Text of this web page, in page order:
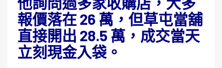
報價落在 26 萬，但草屯當舖
直接開出 28.5 萬，成交當天
立刻現金入袋。